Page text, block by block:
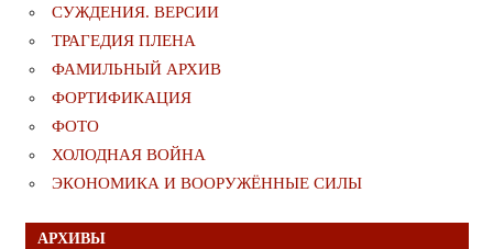
СУЖДЕНИЯ. ВЕРСИИ
ТРАГЕДИЯ ПЛЕНА
ФАМИЛЬНЫЙ АРХИВ
ФОРТИФИКАЦИЯ
ФОТО
ХОЛОДНАЯ ВОЙНА
ЭКОНОМИКА И ВООРУЖЁННЫЕ СИЛЫ
АРХИВЫ